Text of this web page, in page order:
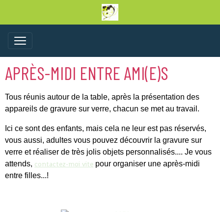
APRÈS-MIDI ENTRE AMI(E)S
Tous réunis autour de la table, après la présentation des
appareils de gravure sur verre, chacun se met au travail.
Ici ce sont des enfants, mais cela ne leur est pas réservés,
vous aussi, adultes vous pouvez découvrir la gravure sur
verre et réaliser de très jolis objets personnalisés.... Je vous
attends, contactez-moi vite pour organiser une après-midi
entre filles...!